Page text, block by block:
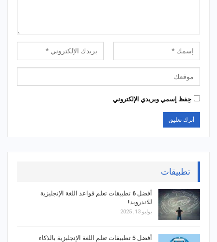
حِفظ إسمي وبريدي الإلكتروني
تطبيقات
أفضل 6 تطبيقات تعلم قواعد اللغة الإنجليزية
للاندرويد!
يوليو 13, 2025
أفضل 5 تطبيقات تعلم اللغة الإنجليزية بالذكاء